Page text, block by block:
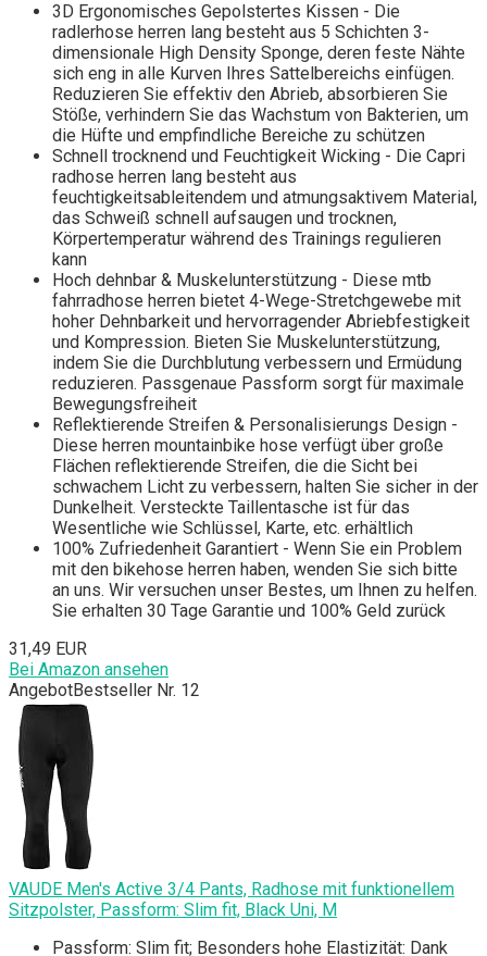
3D Ergonomisches Gepolstertes Kissen - Die
radlerhose herren lang besteht aus 5 Schichten 3-
dimensionale High Density Sponge, deren feste Nähte
sich eng in alle Kurven Ihres Sattelbereichs einfügen.
Reduzieren Sie effektiv den Abrieb, absorbieren Sie
Stöße, verhindern Sie das Wachstum von Bakterien, um
die Hüfte und empfindliche Bereiche zu schützen
Schnell trocknend und Feuchtigkeit Wicking - Die Capri
radhose herren lang besteht aus
feuchtigkeitsableitendem und atmungsaktivem Material,
das Schweiß schnell aufsaugen und trocknen,
Körpertemperatur während des Trainings regulieren
kann
Hoch dehnbar & Muskelunterstützung - Diese mtb
fahrradhose herren bietet 4-Wege-Stretchgewebe mit
hoher Dehnbarkeit und hervorragender Abriebfestigkeit
und Kompression. Bieten Sie Muskelunterstützung,
indem Sie die Durchblutung verbessern und Ermüdung
reduzieren. Passgenaue Passform sorgt für maximale
Bewegungsfreiheit
Reflektierende Streifen & Personalisierungs Design -
Diese herren mountainbike hose verfügt über große
Flächen reflektierende Streifen, die die Sicht bei
schwachem Licht zu verbessern, halten Sie sicher in der
Dunkelheit. Versteckte Taillentasche ist für das
Wesentliche wie Schlüssel, Karte, etc. erhältlich
100% Zufriedenheit Garantiert - Wenn Sie ein Problem
mit den bikehose herren haben, wenden Sie sich bitte
an uns. Wir versuchen unser Bestes, um Ihnen zu helfen.
Sie erhalten 30 Tage Garantie und 100% Geld zurück
31,49 EUR
Bei Amazon ansehen
AngebotBestseller Nr. 12
VAUDE Men's Active 3/4 Pants, Radhose mit funktionellem
Sitzpolster, Passform: Slim fit, Black Uni, M
Passform: Slim fit; Besonders hohe Elastizität: Dank